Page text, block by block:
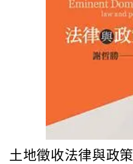
土地徵收法律與政策